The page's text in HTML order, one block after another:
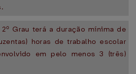
Grau terá a duração mínima de
horas de trabalho escolar
em pelo menos 3 (três)